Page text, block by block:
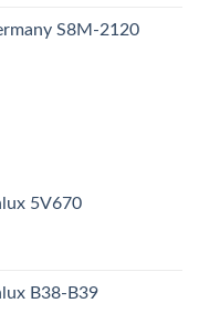
S8M-2120
5V670
B38-B39